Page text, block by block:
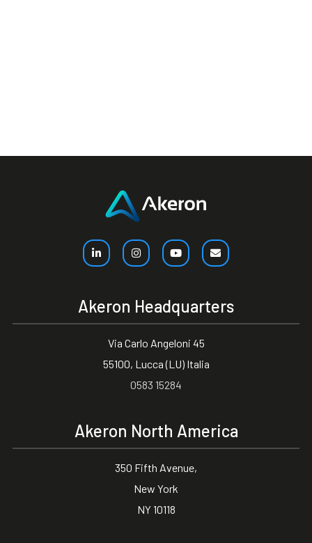
Akeron Headquarters
Via Carlo Angeloni 45
55100, Lucca (LU) Italia
0583 15284
Akeron North America
350 Fifth Avenue,
New York
NY 10118